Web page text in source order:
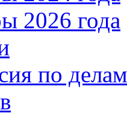
2026 года
по